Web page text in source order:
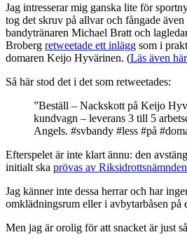
Jag intresserar mig ganska lite för
tog det skruv på allvar och fångade även
bandytränaren Michael Bratt och
Broberg retweetade ett inlägg som i
domaren Keijo Hyvärinen. (Läs även här
Så här stod det i det som retweetades:
”Beställ – Nackskott på Keijo
kundvagn – leverans 3 till 5
Angels. #svbandy #less #på
Efterspelet är inte klart ännu: den
initialt ska prövas av Riksidrottsnämnden
Jag känner inte dessa herrar och har
omklädningsrum eller i avbytarbåsen på
Men jag är orolig för att snacket är just